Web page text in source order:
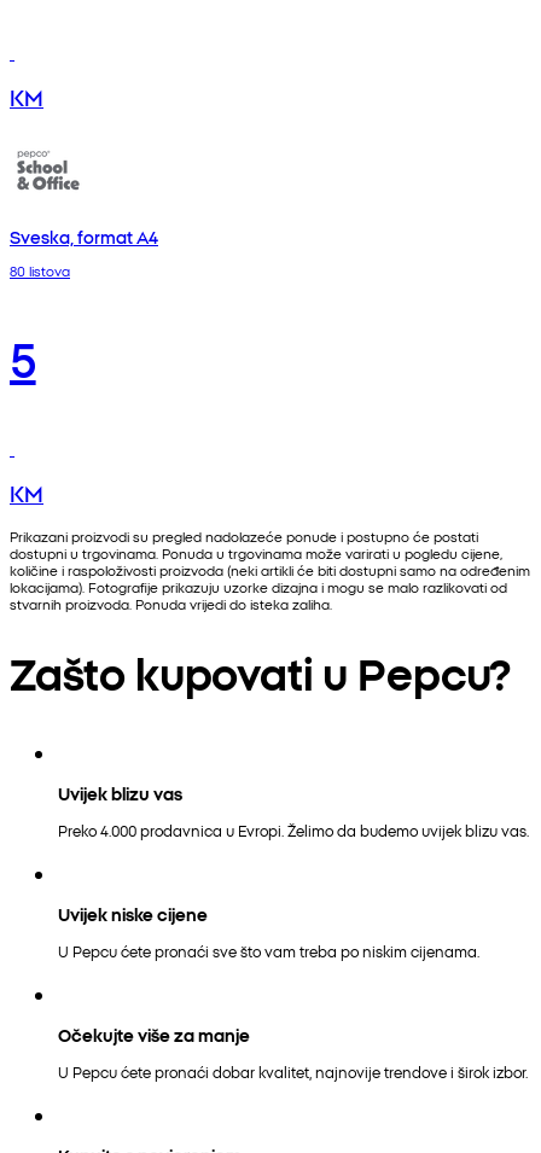
KM
Sveska, format A4
80 listova
5
KM
Prikazani proizvodi su pregled nadolazeće ponude i postupno će postati
dostupni u trgovinama. Ponuda u trgovinama može varirati u pogledu cijene,
količine i raspoloživosti proizvoda (neki artikli će biti dostupni samo na određenim
lokacijama). Fotografije prikazuju uzorke dizajna i mogu se malo razlikovati od
stvarnih proizvoda. Ponuda vrijedi do isteka zaliha.
Zašto kupovati u Pepcu?
Uvijek blizu vas
Preko 4.000 prodavnica u Evropi. Želimo da budemo uvijek blizu vas.
Uvijek niske cijene
U Pepcu ćete pronaći sve što vam treba po niskim cijenama.
Očekujte više za manje
U Pepcu ćete pronaći dobar kvalitet, najnovije trendove i širok izbor.